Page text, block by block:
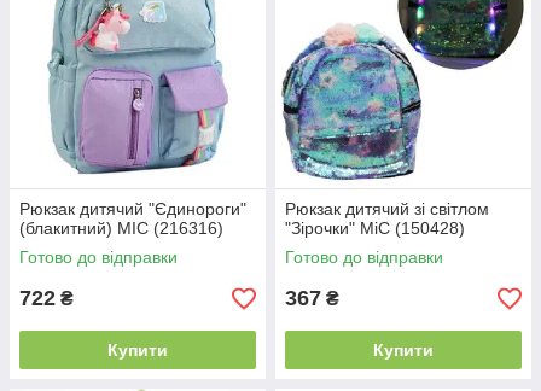
Рюкзак дитячий "Єдинороги"
(блакитний) MIC (216316)
Готово до відправки
722 ₴
Купити
Рюкзак дитячий зі світлом
"Зірочки" MiC (150428)
Готово до відправки
367 ₴
Купити